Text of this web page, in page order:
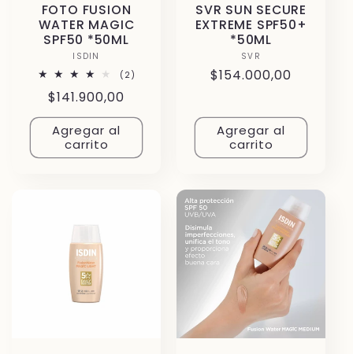
FOTO FUSION
WATER MAGIC
SPF50 *50ML
Proveedor:
ISDIN
(2)
Precio
habitual
$141.900,00
Agregar al
carrito
SVR SUN SECURE
EXTREME SPF50+
*50ML
Proveedor:
SVR
Precio
$154.000,00
Agregar al
carrito